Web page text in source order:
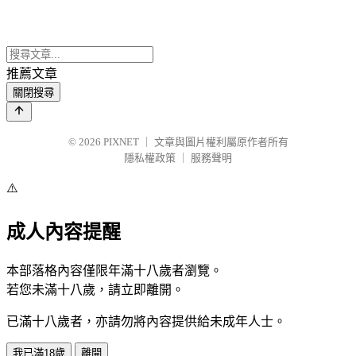
推薦文章
關閉搜尋
© 2026 PIXNET
文章與圖片權利屬原作者所有
隱私權政策
服務聲明
⚠️
成人內容提醒
本部落格內容僅限年滿十八歲者瀏覽。
若您未滿十八歲，請立即離開。
已滿十八歲者，亦請勿將內容提供給未成年人士。
我已滿18歲 離開